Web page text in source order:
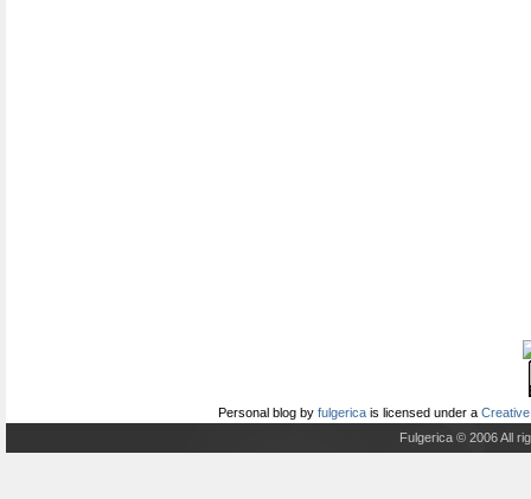
Personal blog by fulgerica is licensed under a
Fulgerica © 2006 All